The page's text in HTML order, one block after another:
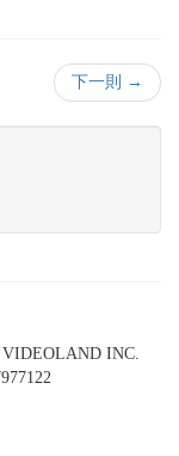
下一則 →
INC.